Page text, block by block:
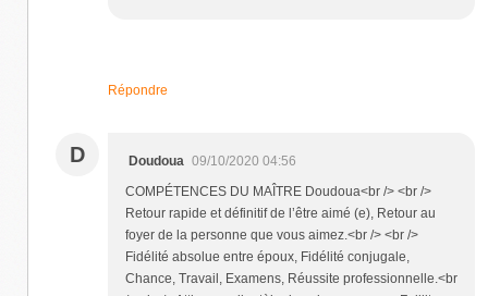
Répondre
D Doudoua 09/10/2020 04:56
COMPÉTENCES DU MAÎTRE Doudoua<br /> <br />
Retour rapide et définitif de l’être aimé (e), Retour au
foyer de la personne que vous aimez.<br /> <br />
Fidélité absolue entre époux, Fidélité conjugale,
Chance, Travail, Examens, Réussite professionnelle.<br